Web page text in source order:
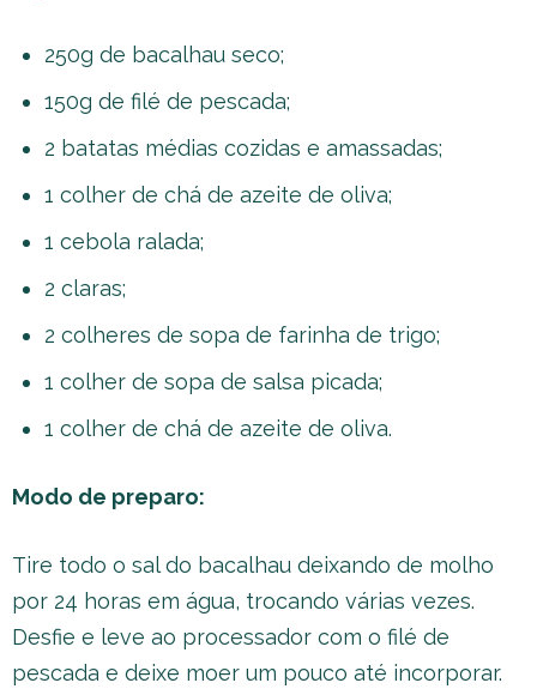
250g de bacalhau seco;
150g de filé de pescada;
2 batatas médias cozidas e amassadas;
1 colher de chá de azeite de oliva;
1 cebola ralada;
2 claras;
2 colheres de sopa de farinha de trigo;
1 colher de sopa de salsa picada;
1 colher de chá de azeite de oliva.
Modo de preparo:
Tire todo o sal do bacalhau deixando de molho
por 24 horas em água, trocando várias vezes.
Desfie e leve ao processador com o filé de
pescada e deixe moer um pouco até incorporar.